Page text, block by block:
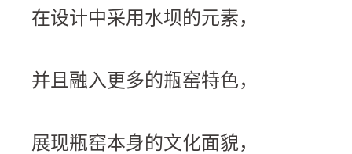
在设计中采用水坝的元素，
并且融入更多的瓶窑特色，
展现瓶窑本身的文化面貌，